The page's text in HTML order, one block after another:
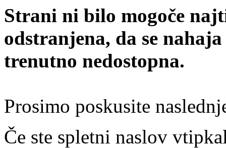
Strani ni bilo mogoče
odstranjena, da se
trenutno nedostopna.
Prosimo poskusite
Če ste spletni naslov